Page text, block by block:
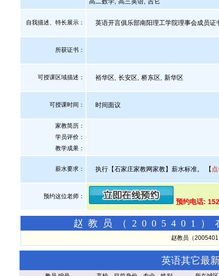
自我描述、特长展示 ： 英语开言俱乐部南阳理工学院理事会成员证
所获证书 ：
可授课区域描述： 裕华区, 长安区, 桥东区, 新华区
可授课时间： 时间面议
家教简历：
学员评价：
教学成果：
薪水要求： 执行【石家庄家教网家教】薪水标准。 【
预约这位老师：
预约电话:
赵教员（2005401）
赵教员（
英语其它最